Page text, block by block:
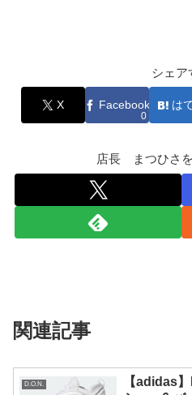
シェア
X Facebook
0
は
店長 まつひさ
関連記事
D.O.N.
【adidas】